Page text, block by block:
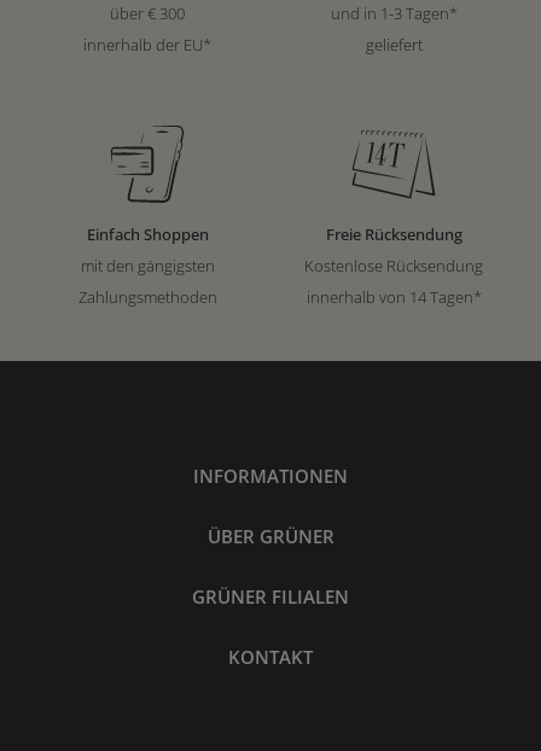
über € 300
innerhalb der EU*
und in 1-3 Tagen*
geliefert
Einfach Shoppen
mit den gängigsten
Zahlungsmethoden
Freie Rücksendung
Kostenlose Rücksendung
innerhalb von 14 Tagen*
INFORMATIONEN
ÜBER GRÜNER
GRÜNER FILIALEN
KONTAKT